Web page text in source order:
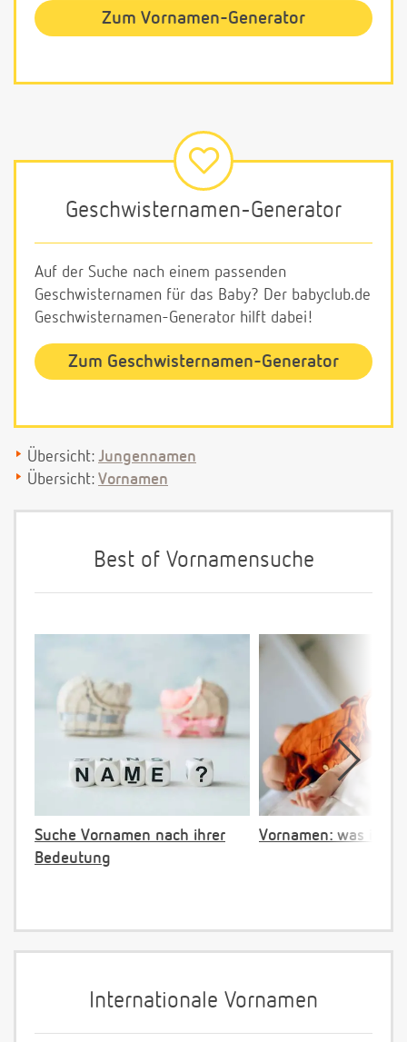
Zum Vornamen-Generator
Geschwisternamen-Generator
Auf der Suche nach einem passenden
Geschwisternamen für das Baby? Der babyclub.de
Geschwisternamen-Generator hilft dabei!
Zum Geschwisternamen-Generator
Übersicht: Jungennamen
Übersicht: Vornamen
Best of Vornamensuche
Suche Vornamen nach ihrer
Bedeutung
Vornamen: was ist
Internationale Vornamen